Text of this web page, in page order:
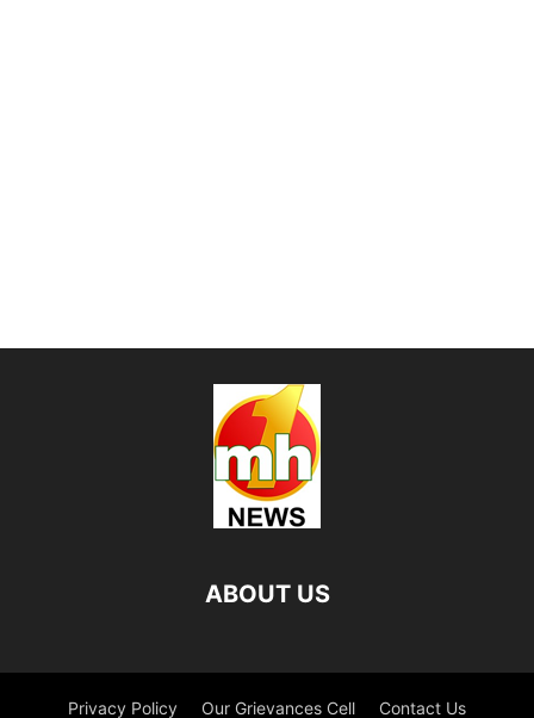
ABOUT US
Privacy Policy Our Grievances Cell Contact Us